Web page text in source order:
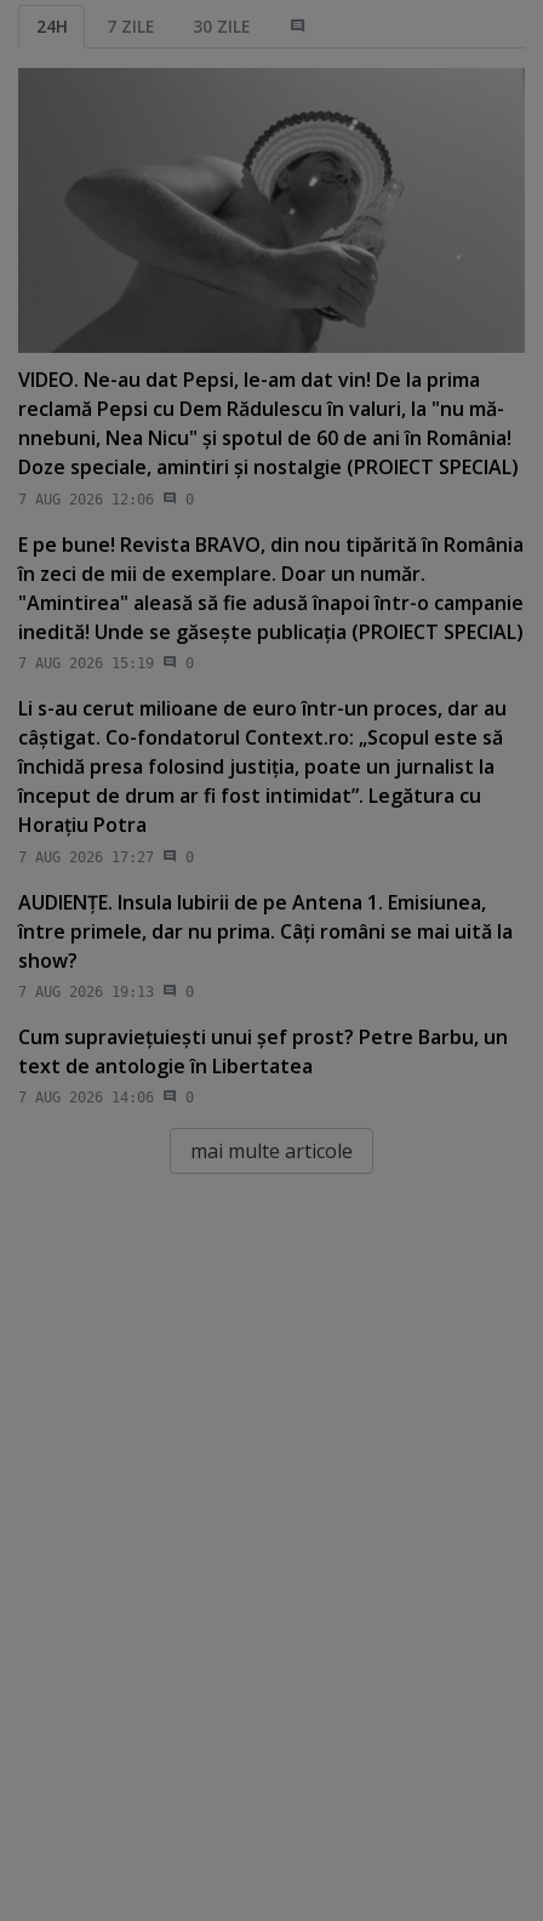
24H 7 ZILE 30 ZILE
VIDEO. Ne-au dat Pepsi, le-am dat vin! De la prima
reclamă Pepsi cu Dem Rădulescu în valuri, la "nu mă-
nnebuni, Nea Nicu" şi spotul de 60 de ani în România!
Doze speciale, amintiri şi nostalgie (PROIECT SPECIAL)
7 AUG 2026 12:06 0
E pe bune! Revista BRAVO, din nou tipărită în România
în zeci de mii de exemplare. Doar un număr.
"Amintirea" aleasă să fie adusă înapoi într-o campanie
inedită! Unde se găseşte publicaţia (PROIECT SPECIAL)
7 AUG 2026 15:19 0
Li s-au cerut milioane de euro într-un proces, dar au
câştigat. Co-fondatorul Context.ro: „Scopul este să
închidă presa folosind justiţia, poate un jurnalist la
început de drum ar fi fost intimidat”. Legătura cu
Horaţiu Potra
7 AUG 2026 17:27 0
AUDIENŢE. Insula Iubirii de pe Antena 1. Emisiunea,
între primele, dar nu prima. Câţi români se mai uită la
show?
7 AUG 2026 19:13 0
Cum supravieţuieşti unui şef prost? Petre Barbu, un
text de antologie în Libertatea
7 AUG 2026 14:06 0
mai multe articole